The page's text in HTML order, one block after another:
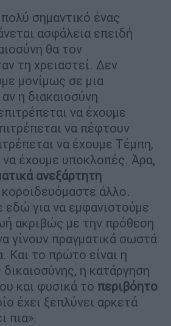
σημαντικό ένας
ασφάλεια επειδή
θα τον
τη χρειαστεί. Δεν
μονίμως σε μια
η διακαιοσύνη
να έχουμε
να πέφτουν
να έχουμε Τέμπη,
να έχουμε υποκλοπές. Άρα,
ανεξάρτητη
άλλο.
εδώ για να εμφανιστούμε
ακριβώς με την πρόθεση
γίνουν πραγματικά σωστά
Και το πρώτο είναι η
η κατάργηση
και φυσικά το περιβόητο
έχει ξεπλύνει αρκετά
πια».